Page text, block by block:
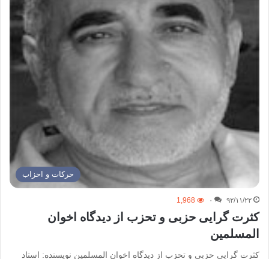
حركات و احزاب
۹۲/۱۱/۲۲ ۰ 1,968
کثرت گرایی حزبی و تحزب از دیدگاه اخوان
المسلمین
کثرت گرایی حزبی و تحزب از دیدگاه اخوان المسلمین نویسنده: استاد